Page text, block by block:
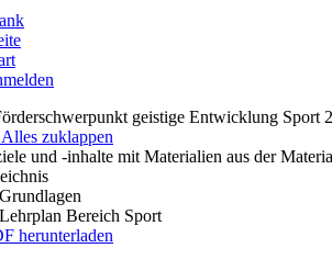
geistige Entwicklung Sport
Alles zuklappen
und -inhalte mit Materialien aus der
Bereich Sport
herunterladen